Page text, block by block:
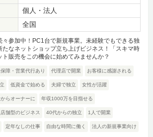
個人・法人
全国
々参加中！PC1台で新規事業。未経験でもできる独
たなネットショップ立ち上げビジネス！「スキマ時
販売をこの機会に始めてみませんか？
障・営業代行あり 代理店で開業 お客様に感謝される
低資金で始める 夫婦で独立 女性が活躍
らオーナーに 年収1000万を目指せる
舗型のビジネス 40代からの独立 1人で開業
定年なしの仕事 自由な時間に働く 法人の新規事業向け